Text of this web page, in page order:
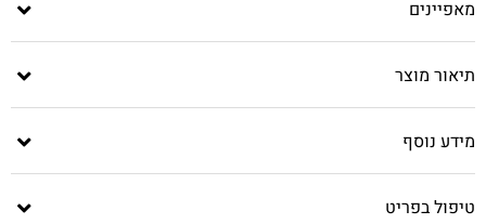
מאפיינים
תיאור מוצר
מידע נוסף
טיפול בפריט